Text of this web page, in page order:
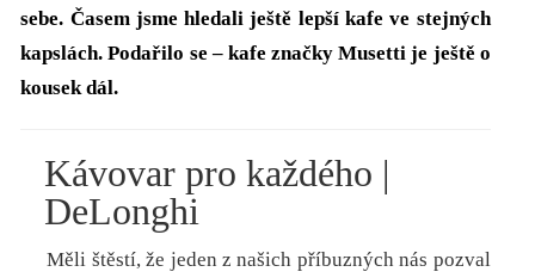
sebe. Časem jsme hledali ještě lepší kafe ve stejných
kapslách. Podařilo se – kafe značky Musetti je ještě o
kousek dál.
Kávovar pro každého |
DeLonghi
Měli štěstí, že jeden z našich příbuzných nás pozval